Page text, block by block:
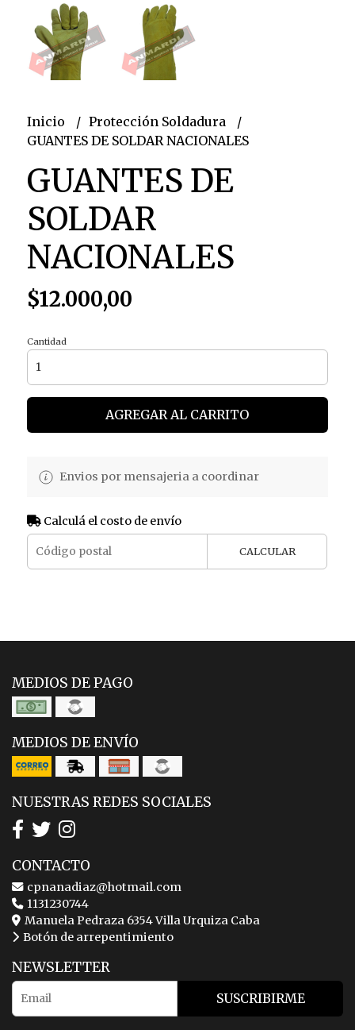
Inicio
Protección Soldadura
GUANTES DE SOLDAR NACIONALES
GUANTES DE
SOLDAR
NACIONALES
$12.000,00
Cantidad
AGREGAR AL CARRITO
Envios por mensajeria a coordinar
Calculá el costo de envío
CALCULAR
MEDIOS DE PAGO
MEDIOS DE ENVÍO
NUESTRAS REDES SOCIALES
CONTACTO
cpnanadiaz@hotmail.com
1131230744
Manuela Pedraza 6354 Villa Urquiza Caba
Botón de arrepentimiento
NEWSLETTER
SUSCRIBIRME